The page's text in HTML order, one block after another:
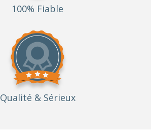
100% Fiable
Qualité & Sérieux